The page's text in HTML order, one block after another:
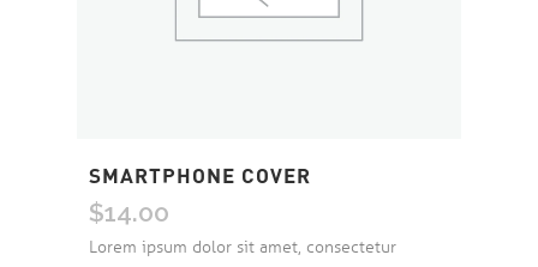
SMARTPHONE COVER
$14.00
Lorem ipsum dolor sit amet, consectetur